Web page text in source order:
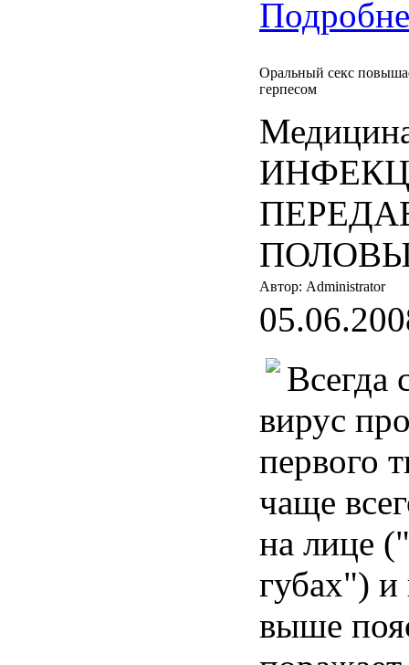
Оральный секс
герпесом
Автор: Administrator
Всегда
вирус
первого
чаще
на лице
губах") и
выше